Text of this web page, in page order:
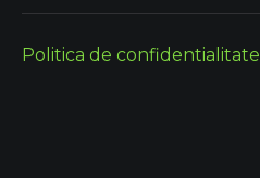
Politica de confidentialitate